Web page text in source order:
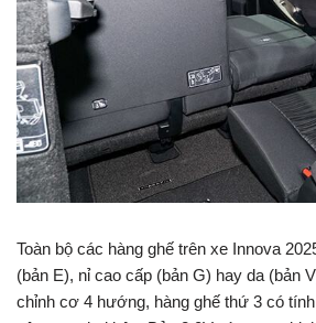
Toàn bộ các hàng ghế trên xe Innova
(bản E), nỉ cao cấp (bản G) hay da (bản
chỉnh cơ 4 hướng, hàng ghế thứ 3 có